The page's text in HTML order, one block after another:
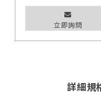
立即詢問
詳細規